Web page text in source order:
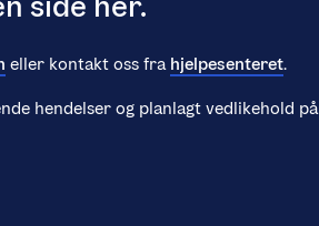
eller kontakt oss fra hjelpesenteret.
hendelser og planlagt vedlikehold på